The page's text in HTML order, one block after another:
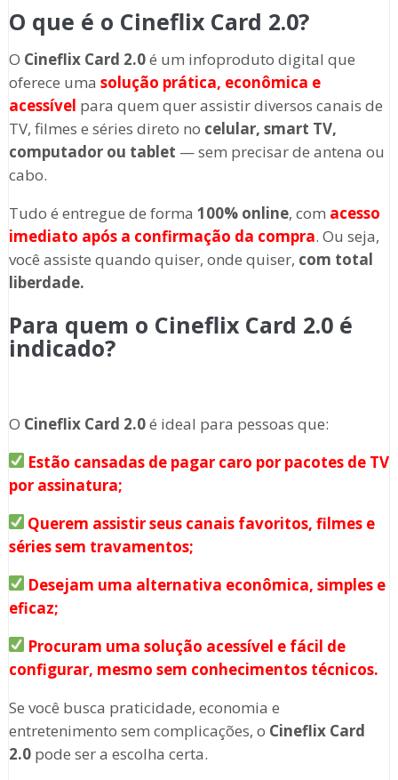
O que é o Cineflix Card 2.0?
O Cineflix Card 2.0é um infoproduto digital que
oferece uma solução prática, econômica e
acessível para quem quer assistir diversos canais de
TV, filmes e séries direto no celular, smart TV,
computador ou tablet — sem precisar de antena ou
cabo.
Tudo é entregue de forma 100% online, com acesso
imediato após a confirmação da compra. Ou seja,
você assiste quando quiser, onde quiser, com total
liberdade.
Para quem o Cineflix Card 2.0 é
indicado?
O Cineflix Card 2.0é ideal para pessoas que:
Estão cansadas de pagar caro por pacotes de TV
por assinatura;
Querem assistir seus canais favoritos, filmes e
séries sem travamentos;
Desejam uma alternativa econômica, simples e
eficaz;
Procuram uma solução acessível e fácil de
configurar, mesmo sem conhecimentos técnicos.
Se você busca praticidade, economia e
entretenimento sem complicações, o Cineflix Card
2.0pode ser a escolha certa.